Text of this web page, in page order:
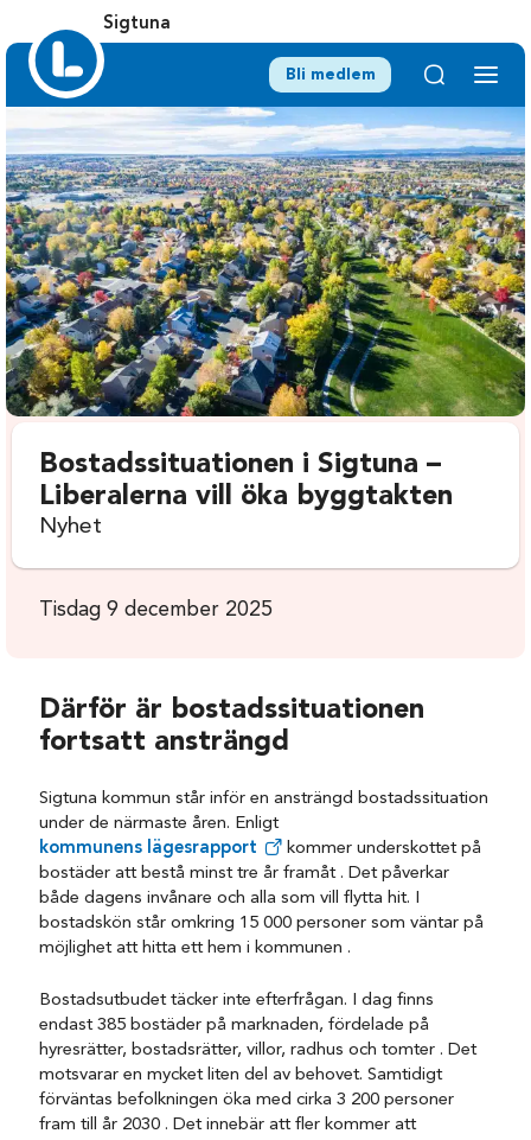
Sigtuna
Bli medlem
Bostadssituationen i Sigtuna –
Liberalerna vill öka byggtakten
Nyhet
Tisdag 9 december 2025
Därför är bostadssituationen
fortsatt ansträngd
Sigtuna kommun står inför en ansträngd bostadssituation
under de närmaste åren. Enligt
kommunens lägesrapport
kommer underskottet på
bostäder att bestå minst tre år framåt . Det påverkar
både dagens invånare och alla som vill flytta hit. I
bostadskön står omkring 15 000 personer som väntar på
möjlighet att hitta ett hem i kommunen .
Bostadsutbudet täcker inte efterfrågan. I dag finns
endast 385 bostäder på marknaden, fördelade på
hyresrätter, bostadsrätter, villor, radhus och tomter . Det
motsvarar en mycket liten del av behovet. Samtidigt
förväntas befolkningen öka med cirka 3 200 personer
fram till år 2030 . Det innebär att fler kommer att